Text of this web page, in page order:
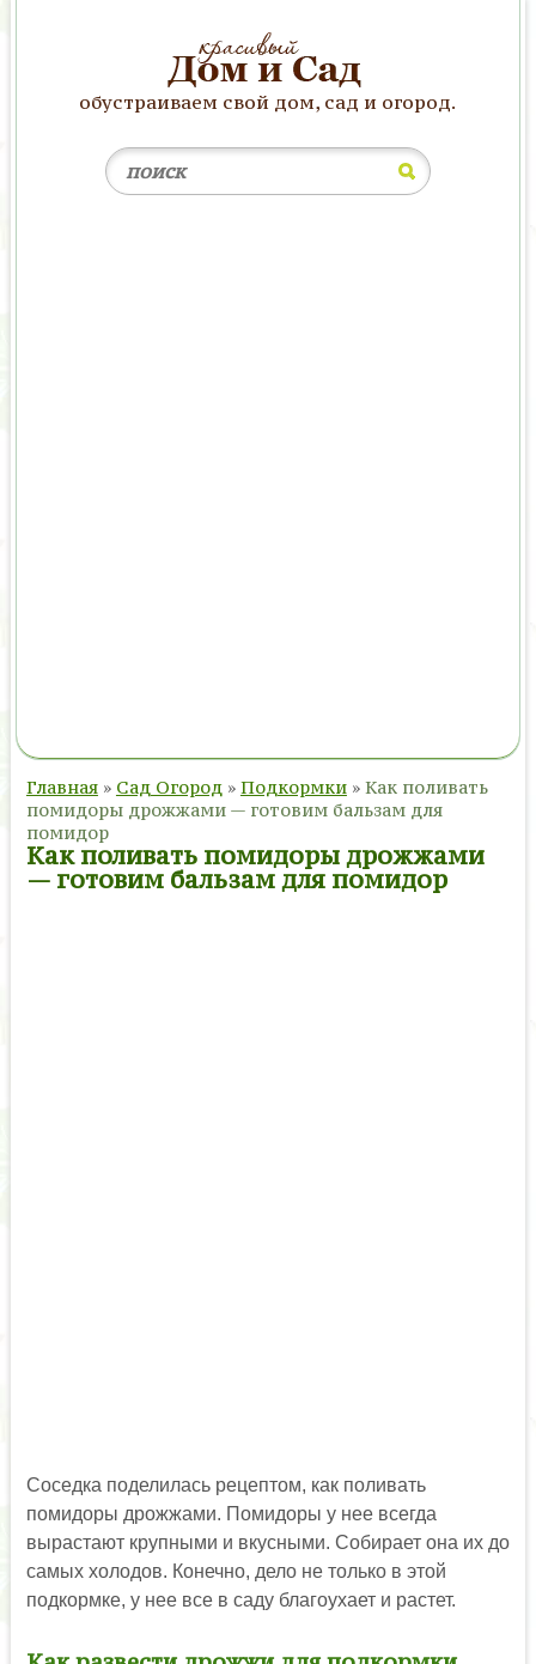
обустраиваем свой дом, сад и огород.
Главная » Сад Огород » Подкормки » Как поливать
помидоры дрожжами — готовим бальзам для
помидор
Как поливать помидоры дрожжами
— готовим бальзам для помидор
Соседка поделилась рецептом, как поливать
помидоры дрожжами. Помидоры у нее всегда
вырастают крупными и вкусными. Собирает она их до
самых холодов. Конечно, дело не только в этой
подкормке, у нее все в саду благоухает и растет.